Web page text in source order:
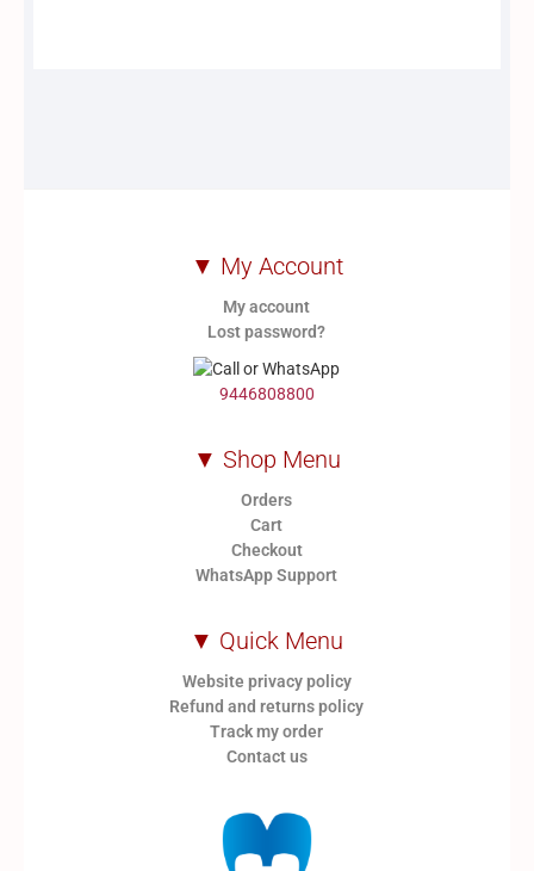
▼ My Account
My account
Lost password?
9446808800
▼ Shop Menu
Orders
Cart
Checkout
WhatsApp Support
▼ Quick Menu
Website privacy policy
Refund and returns policy
Track my order
Contact us